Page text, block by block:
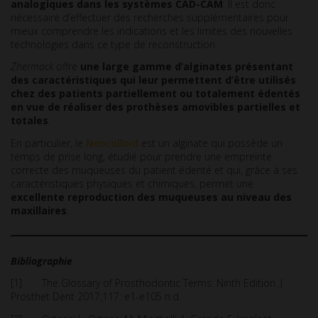
analogiques dans les systèmes CAD-CAM . Il est donc
nécessaire d’effectuer des recherches supplémentaires pour
mieux comprendre les indications et les limites des nouvelles
technologies dans ce type de reconstruction.
Zhermack
une large gamme d’alginates présentant
des caractéristiques qui leur permettent d’être utilisés
chez des patients partiellement ou totalement édentés
en vue de réaliser des prothèses amovibles partielles et
totales
En particulier, le Neocolloid est un alginate qui possède un
temps de prise long, étudié pour prendre une empreinte
correcte des muqueuses du patient édenté et qui, grâce à ses
caractéristiques physiques et chimiques, permet une
excellente reproduction des muqueuses au niveau des
maxillaires
Bibliographie
[1] The Glossary of Prosthodontic Terms: Ninth Edition. J
Prosthet Dent 2017;117: e1-e105 n.d.